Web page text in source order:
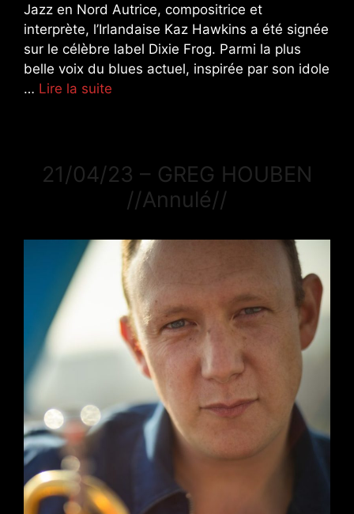
Jazz en Nord Autrice, compositrice et
interprète, l’Irlandaise Kaz Hawkins a été signée
sur le célèbre label Dixie Frog. Parmi la plus
belle voix du blues actuel, inspirée par son idole
… Lire la suite
21/04/23 – GREG HOUBEN
//Annulé//